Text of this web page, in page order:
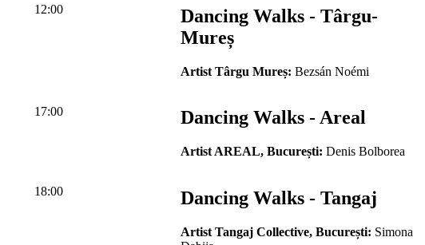
12:00
Dancing Walks - Târgu-
Mureș
Artist Târgu Mureș: Bezsán Noémi
17:00 Dancing Walks - Areal
Artist AREAL, București: Denis Bolborea
18:00 Dancing Walks - Tangaj
Artist Tangaj Collective, București: Simona